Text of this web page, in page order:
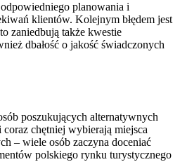
planowania i
klientów. Kolejnym błędem jest
zaniedbują także kwestie
dbałość o jakość świadczonych
poszukujących alternatywnych
chętniej wybierają miejsca
– wiele osób zaczyna doceniać
polskiego rynku turystycznego